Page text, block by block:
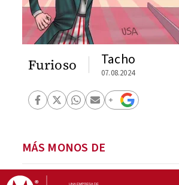
Furioso Tacho
07.08.2024
MÁS MONOS DE